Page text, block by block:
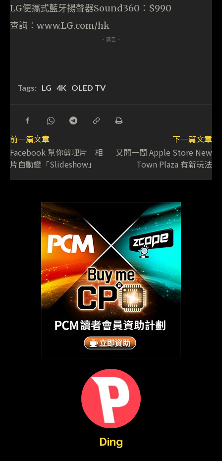
LG便攜式藍牙揚聲器Sound360：$990
查詢：www.LG.com/hk
- 廣告 -
Tags: LG 4K OLED TV
前一篇文章
Facebook 幫你剪埋片 相
片自動變「Slideshow」
下一篇文章
又開一間 Apple Store New
Town Plaza 有新玩法
Ding